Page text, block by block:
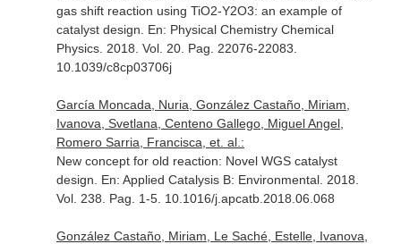
gas shift reaction using TiO2-Y2O3: an example of
catalyst design. En: Physical Chemistry Chemical
Physics. 2018. Vol. 20. Pag. 22076-22083.
10.1039/c8cp03706j
García Moncada, Nuria, González Castaño, Miriam,
Ivanova, Svetlana, Centeno Gallego, Miguel Angel,
Romero Sarria, Francisca, et. al.:
New concept for old reaction: Novel WGS catalyst
design. En: Applied Catalysis B: Environmental. 2018.
Vol. 238. Pag. 1-5. 10.1016/j.apcatb.2018.06.068
González Castaño, Miriam, Le Saché, Estelle, Ivanova,